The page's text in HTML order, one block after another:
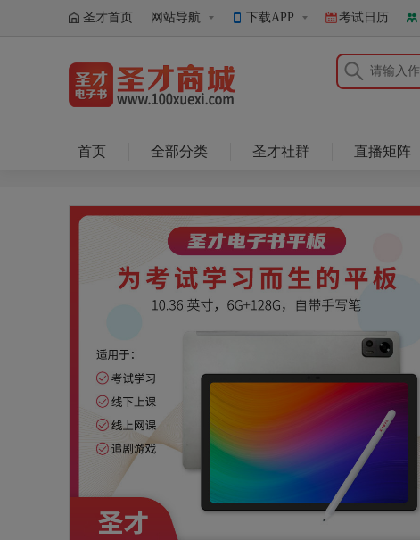
圣才首页 网站导航 下载APP 考试日历
首页 全部分类 圣才社群 直播矩阵